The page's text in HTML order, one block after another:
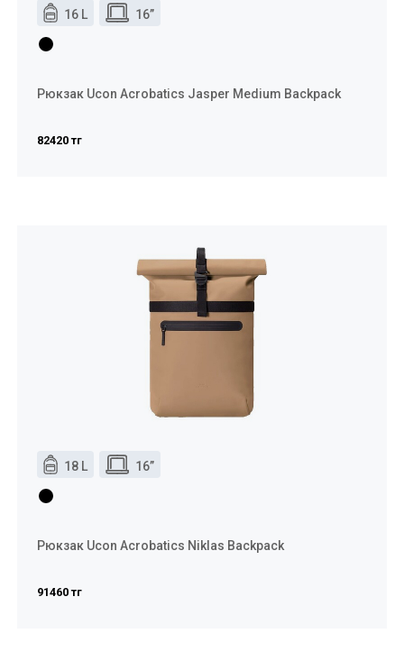
16 L 16”
Рюкзак Ucon Acrobatics Jasper Medium Backpack
82420 тг
18 L 16”
Рюкзак Ucon Acrobatics Niklas Backpack
91460 тг